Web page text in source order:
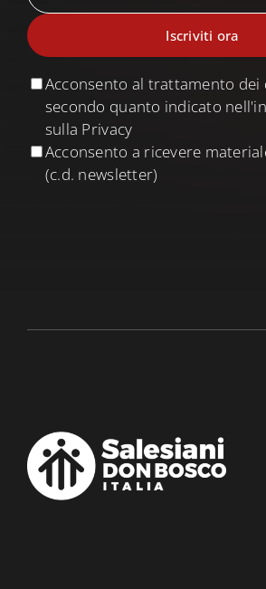
Acconsento al trattamento dei
secondo quanto indicato
sulla Privacy
Acconsento a ricevere
(c.d. newsletter)